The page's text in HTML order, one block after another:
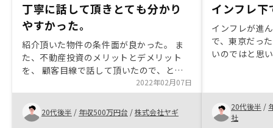
丁寧に話して頂きとても分かり
やすかった。
紹介頂いた物件の条件面が良かった。 ま
た、不動産投資のメリットとデメリット
を、 顧客目線で話して頂いたので、とて
もわかりやすかった。 大きな買い物なの
で不安感が完全に拭えたとは言い難いが、
今後のサポート状況等も安心できるよう続
けていってもらいたい。
2022年02月07日
20代後半 / 年収500万円台 /株式会社ヤギ
インフレ下
インフレが進
で、東京だっ
いのではと思
思いました。
トに感じまし
20代後半 /
社